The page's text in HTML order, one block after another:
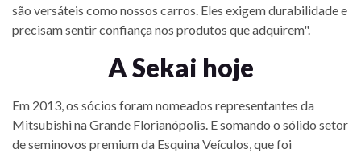
são versáteis como nossos carros. Eles exigem durabilidade e
precisam sentir confiança nos produtos que adquirem".
A Sekai hoje
Em 2013, os sócios foram nomeados representantes da
Mitsubishi na Grande Florianópolis. E somando o sólido setor
de seminovos premium da Esquina Veículos, que foi